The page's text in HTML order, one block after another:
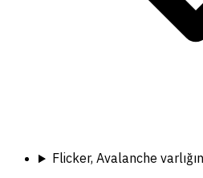
Flicker, Avalanche